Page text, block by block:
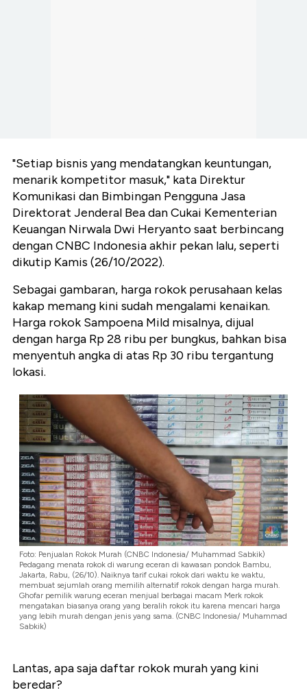
"Setiap bisnis yang mendatangkan keuntungan,
menarik kompetitor masuk," kata Direktur
Komunikasi dan Bimbingan Pengguna Jasa
Direktorat Jenderal Bea dan Cukai Kementerian
Keuangan Nirwala Dwi Heryanto saat berbincang
dengan CNBC Indonesia akhir pekan lalu, seperti
dikutip Kamis (26/10/2022).
Sebagai gambaran, harga rokok perusahaan kelas
kakap memang kini sudah mengalami kenaikan.
Harga rokok Sampoena Mild misalnya, dijual
dengan harga Rp 28 ribu per bungkus, bahkan bisa
menyentuh angka di atas Rp 30 ribu tergantung
lokasi.
Foto: Penjualan Rokok Murah (CNBC Indonesia/ Muhammad Sabkik)
Pedagang menata rokok di warung eceran di kawasan pondok Bambu,
Jakarta, Rabu, (26/10). Naiknya tarif cukai rokok dari waktu ke waktu,
membuat sejumlah orang memilih alternatif rokok dengan harga murah.
Ghofar pemilik warung eceran menjual berbagai macam Merk rokok
mengatakan biasanya orang yang beralih rokok itu karena mencari harga
yang lebih murah dengan jenis yang sama. (CNBC Indonesia/ Muhammad
Sabkik)
Lantas, apa saja daftar rokok murah yang kini
beredar?